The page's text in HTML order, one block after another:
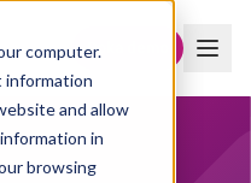
computer.
information
and allow
in
browsing
Boka demo